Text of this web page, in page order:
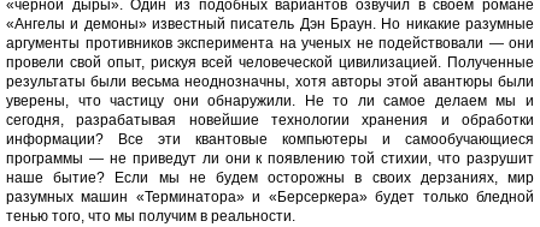
«черной дыры». Один из подобных вариантов озвучил в своем романе
«Ангелы и демоны» известный писатель Дэн Браун. Но никакие разумные
аргументы противников эксперимента на ученых не подействовали — они
провели свой опыт, рискуя всей человеческой цивилизацией. Полученные
результаты были весьма неоднозначны, хотя авторы этой авантюры были
уверены, что частицу они обнаружили. Не то ли самое делаем мы и
сегодня, разрабатывая новейшие технологии хранения и обработки
информации? Все эти квантовые компьютеры и самообучающиеся
программы — не приведут ли они к появлению той стихии, что разрушит
наше бытие? Если мы не будем осторожны в своих дерзаниях, мир
разумных машин «Терминатора» и «Берсеркера» будет только бледной
тенью того, что мы получим в реальности.